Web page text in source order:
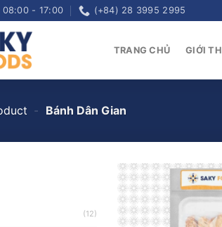
08:00 - 17:00 (+84) 28 3995 2995
TRANG CHỦ GIỚI
- Bánh Dân Gian
(12)